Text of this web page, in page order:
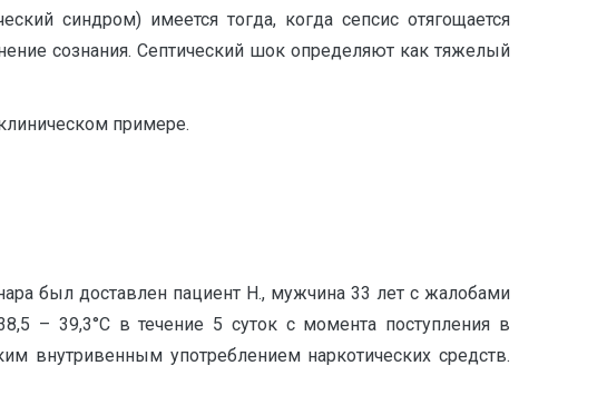
синдром) имеется тогда, когда сепсис отягощается
сознания. Септический шок определяют как тяжелый
примере.
был доставлен пациент Н., мужчина 33 лет с жалобами
– 39,3°С в течение 5 суток с момента поступления в
внутривенным употреблением наркотических средств.